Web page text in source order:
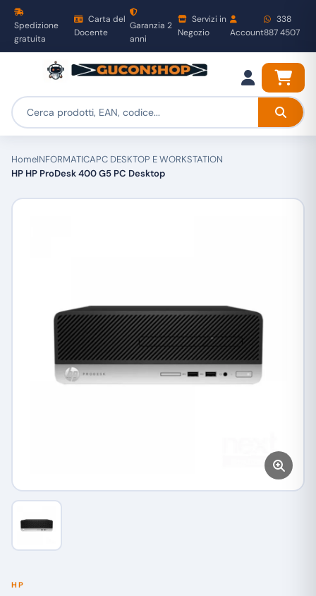
Spedizione
gratuita
Carta del
Docente
Garanzia 2
anni
Servizi in
Negozio
Account
338
887 4507
HomeINFORMATICAPC DESKTOP E WORKSTATION
HP HP ProDesk 400 G5 PC Desktop
HP